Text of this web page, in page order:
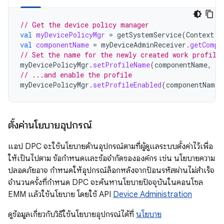
// Get the device policy manager
val myDevicePolicyMgr = getSystemService(Context
val componentName = myDeviceAdminReceiver .
// Set the name for the newly created work profile.
myDevicePolicyMgr . setProfileName(componentName,
// ...and enable the profile
myDevicePolicyMgr . setProfileEnabled(componentName
ตั้งค่านโยบายอุปกรณ์
แอป DPC จะใช้นโยบายด้านอุปกรณ์ตามที่ผู้ดูแลระบบตั้งค่าไว้เพื่อ
ให้เป็นไปตาม ข้อกำหนดและข้อจำกัดขององค์กร เช่น นโยบายความ
ปลอดภัยอาจ กำหนดให้อุปกรณ์ล็อกหลังจากป้อนรหัสผ่านไม่สำเร็จ
จำนวนครั้งที่กำหนด DPC จะค้นหานโยบายปัจจุบันในคอนโซล
EMM แล้วใช้นโยบาย โดยใช้ API Device Administration
ดูข้อมูลเกี่ยวกับวิธีใช้นโยบายอุปกรณ์ได้ที่ นโยบาย